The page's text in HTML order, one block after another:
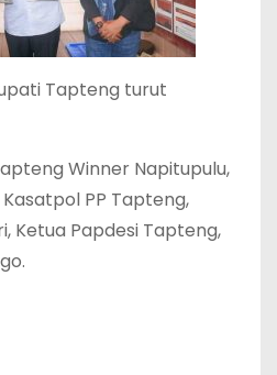
Tapteng turut
Winner Napitupulu,
PP Tapteng,
Ketua Papdesi Tapteng,